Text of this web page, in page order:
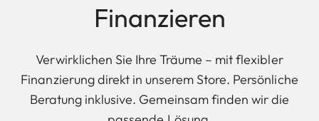
Finanzieren
Verwirklichen Sie Ihre Träume – mit flexibler
Finanzierung direkt in unserem Store. Persönliche
Beratung inklusive. Gemeinsam finden wir die